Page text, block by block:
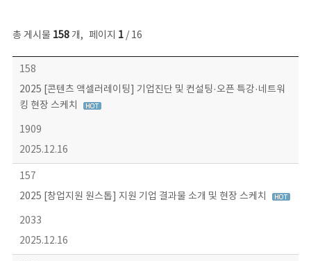
총 게시물 158개, 페이지 1/ 16
콘텐츠이슈 목록 - 번호, 제목, 작성자, 파일, 조회수, 작성일 정보 제공
158
2025 [콘텐츠 액셀러레이팅] 기업진단 및 컨설팅·오픈 특강·네트워
킹 현장 스케치
1909
2025.12.16
157
2025 [창업지원 원스톱] 지원 기업 결과물 소개 및 현장 스케치
2033
2025.12.16